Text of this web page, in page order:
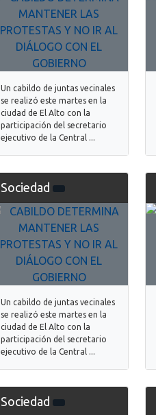
Un cabildo de juntas vecinales
se realizó este martes en la
ciudad de El Alto con la
participación del secretario
ejecutivo de la Central ...
Sociedad
Un cabildo de juntas vecinales
se realizó este martes en la
ciudad de El Alto con la
participación del secretario
ejecutivo de la Central ...
Sociedad